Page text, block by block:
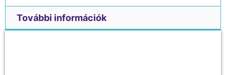
További információk